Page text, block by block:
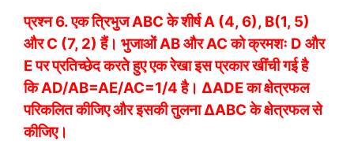
प्रश्न 6.एक त्रिभुज ABC के शीर्ष A (4, 6), B(1, 5)
और C (7, 2) हैं। भुजाओं AB और AC को क्रमशः D और
E पर प्रतिच्छेद करते हुए एक रेखा इस प्रकार खींची गई है
किAD/AB=AE/AC=1/4है। ΔADE का क्षेत्रफल
परिकलित कीजिए और इसकी तुलना ΔABC के क्षेत्रफल से
कीजिए।